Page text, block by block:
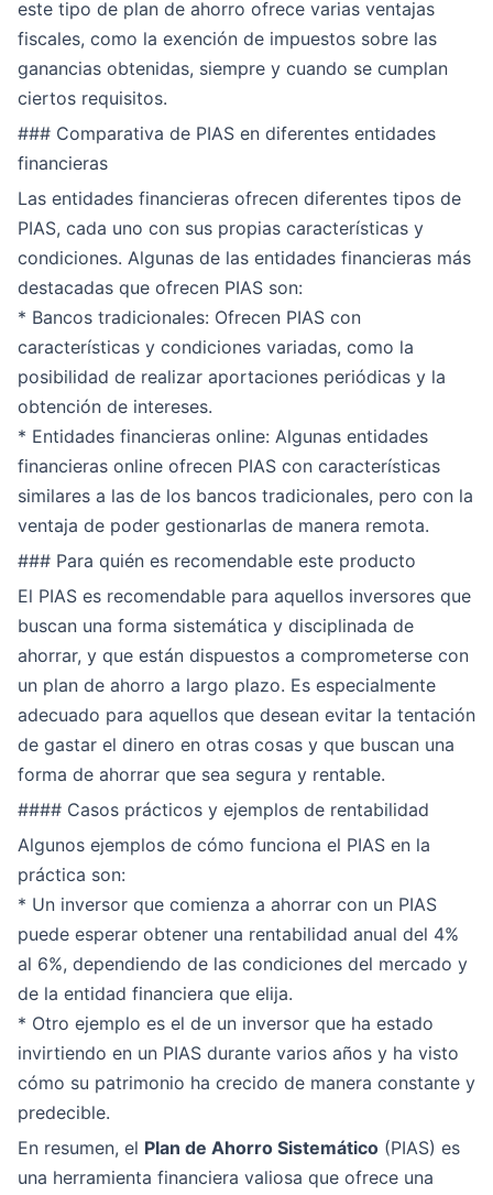
este tipo de plan de ahorro ofrece varias ventajas
fiscales, como la exención de impuestos sobre las
ganancias obtenidas, siempre y cuando se cumplan
ciertos requisitos.
### Comparativa de PIAS en diferentes entidades
financieras
Las entidades financieras ofrecen diferentes tipos de
PIAS, cada uno con sus propias características y
condiciones. Algunas de las entidades financieras más
destacadas que ofrecen PIAS son:
* Bancos tradicionales: Ofrecen PIAS con
características y condiciones variadas, como la
posibilidad de realizar aportaciones periódicas y la
obtención de intereses.
* Entidades financieras online: Algunas entidades
financieras online ofrecen PIAS con características
similares a las de los bancos tradicionales, pero con la
ventaja de poder gestionarlas de manera remota.
### Para quién es recomendable este producto
El PIAS es recomendable para aquellos inversores que
buscan una forma sistemática y disciplinada de
ahorrar, y que están dispuestos a comprometerse con
un plan de ahorro a largo plazo. Es especialmente
adecuado para aquellos que desean evitar la tentación
de gastar el dinero en otras cosas y que buscan una
forma de ahorrar que sea segura y rentable.
#### Casos prácticos y ejemplos de rentabilidad
Algunos ejemplos de cómo funciona el PIAS en la
práctica son:
* Un inversor que comienza a ahorrar con un PIAS
puede esperar obtener una rentabilidad anual del 4%
al 6%, dependiendo de las condiciones del mercado y
de la entidad financiera que elija.
* Otro ejemplo es el de un inversor que ha estado
invirtiendo en un PIAS durante varios años y ha visto
cómo su patrimonio ha crecido de manera constante y
predecible.
En resumen, el Plan de Ahorro Sistemático (PIAS) es
una herramienta financiera valiosa que ofrece una